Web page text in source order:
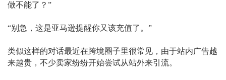
做不能了？ ”
“别急，这是亚马逊提醒你又该充值了。 ”
类似这样的对话最近在跨境圈子里很常见，由于站内广告越
来越贵，不少卖家纷纷开始尝试从站外来引流。